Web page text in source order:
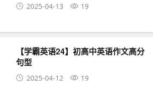
2025-04-13 19
【学霸英语24】初高中英语作文高分
句型
2025-04-12 19